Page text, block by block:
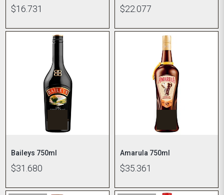
$16.731 $22.077
Baileys 750ml
$31.680
Amarula 750ml
$35.361